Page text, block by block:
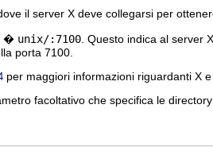
il server X deve collegarsi per
� unix/:7100 . Questo indica al
porta 7100.
per maggiori informazioni riguardanti X e
facoltativo che specifica le